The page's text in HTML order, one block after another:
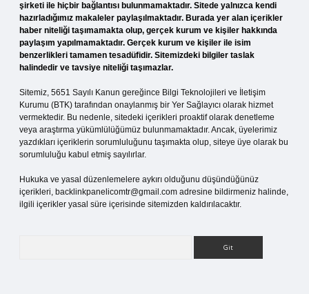
şirketi ile hiçbir bağlantısı bulunmamaktadır. Sitede yalnızca kendi
hazırladığımız makaleler paylaşılmaktadır. Burada yer alan içerikler
haber niteliği taşımamakta olup, gerçek kurum ve kişiler hakkında
paylaşım yapılmamaktadır. Gerçek kurum ve kişiler ile isim
benzerlikleri tamamen tesadüfidir. Sitemizdeki bilgiler taslak
halindedir ve tavsiye niteliği taşımazlar.
Sitemiz, 5651 Sayılı Kanun gereğince Bilgi Teknolojileri ve İletişim
Kurumu (BTK) tarafından onaylanmış bir Yer Sağlayıcı olarak hizmet
vermektedir. Bu nedenle, sitedeki içerikleri proaktif olarak denetleme
veya araştırma yükümlülüğümüz bulunmamaktadır. Ancak, üyelerimiz
yazdıkları içeriklerin sorumluluğunu taşımakta olup, siteye üye olarak bu
sorumluluğu kabul etmiş sayılırlar.
Hukuka ve yasal düzenlemelere aykırı olduğunu düşündüğünüz
içerikleri, backlinkpanelicomtr@gmail.com adresine bildirmeniz halinde,
ilgili içerikler yasal süre içerisinde sitemizden kaldırılacaktır.